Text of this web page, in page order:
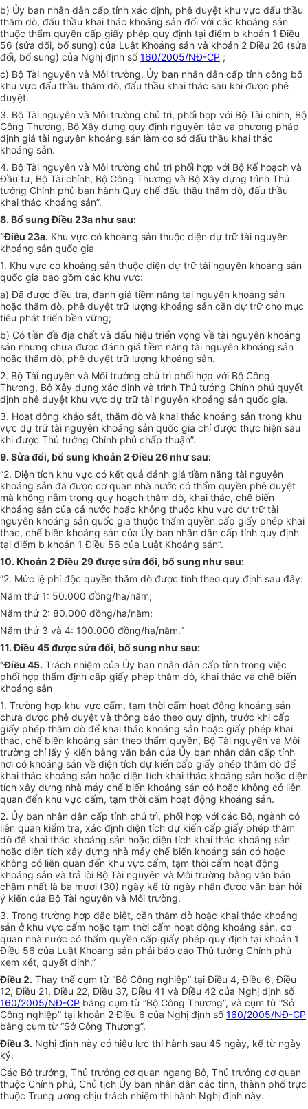
b) Ủy ban nhân dân cấp tỉnh xác định, phê duyệt khu vực đấu thầu
thăm dò, đấu thầu khai thác khoáng sản đối với các khoáng sản
thuộc thẩm quyền cấp giấy phép quy định tại điểm b khoản 1 Điều
56 (sửa đổi, bổ sung) của Luật Khoáng sản và khoản 2 Điều 26 (sửa
đổi, bổ sung) của Nghị định số160/2005/NĐ-CP ;
c) Bộ Tài nguyên và Môi trường, Ủy ban nhân dân cấp tỉnh công bố
khu vực đấu thầu thăm dò, đấu thầu khai thác sau khi được phê
duyệt.
3. Bộ Tài nguyên và Môi trường chủ trì, phối hợp với Bộ Tài chính, Bộ
Công Thương, Bộ Xây dựng quy định nguyên tắc và phương pháp
định giá tài nguyên khoáng sản làm cơ sở đấu thầu khai thác
khoáng sản.
4. Bộ Tài nguyên và Môi trường chủ trì phối hợp với Bộ Kế hoạch và
Đầu tư, Bộ Tài chính, Bộ Công Thương và Bộ Xây dựng trình Thủ
tướng Chính phủ ban hành Quy chế đấu thầu thăm dò, đấu thầu
khai thác khoáng sản”.
8. Bổ sung Điều 23a như sau:
“Điều 23a. Khu vực có khoáng sản thuộc diện dự trữ tài nguyên
khoáng sản quốc gia
1. Khu vực có khoáng sản thuộc diện dự trữ tài nguyên khoáng sản
quốc gia bao gồm các khu vực:
a) Đã được điều tra, đánh giá tiềm năng tài nguyên khoáng sản
hoặc thăm dò, phê duyệt trữ lượng khoáng sản cần dự trữ cho mục
tiêu phát triển bền vững;
b) Có tiền đề địa chất và dấu hiệu triển vọng về tài nguyên khoáng
sản nhưng chưa được đánh giá tiềm năng tài nguyên khoáng sản
hoặc thăm dò, phê duyệt trữ lượng khoáng sản.
2. Bộ Tài nguyên và Môi trường chủ trì phối hợp với Bộ Công
Thương, Bộ Xây dựng xác định và trình Thủ tướng Chính phủ quyết
định phê duyệt khu vực dự trữ tài nguyên khoáng sản quốc gia.
3. Hoạt động khảo sát, thăm dò và khai thác khoáng sản trong khu
vực dự trữ tài nguyên khoáng sản quốc gia chỉ được thực hiện sau
khi được Thủ tướng Chính phủ chấp thuận”.
9. Sửa đổi, bổ sung khoản 2 Điều 26 như sau:
“2. Diện tích khu vực có kết quả đánh giá tiềm năng tài nguyên
khoáng sản đã được cơ quan nhà nước có thẩm quyền phê duyệt
mà không nằm trong quy hoạch thăm dò, khai thác, chế biến
khoáng sản của cả nước hoặc không thuộc khu vực dự trữ tài
nguyên khoáng sản quốc gia thuộc thẩm quyền cấp giấy phép khai
thác, chế biến khoáng sản của Ủy ban nhân dân cấp tỉnh quy định
tại điểm b khoản 1 Điều 56 của Luật Khoáng sản”.
10. Khoản 2 Điều 29 được sửa đổi, bổ sung như sau:
“2. Mức lệ phí độc quyền thăm dò được tính theo quy định sau đây:
Năm thứ 1: 50.000 đồng/ha/năm;
Năm thứ 2: 80.000 đồng/ha/năm;
Năm thứ 3 và 4: 100.000 đồng/ha/năm.”
11. Điều 45 được sửa đổi, bổ sung như sau:
“Điều 45. Trách nhiệm của Ủy ban nhân dân cấp tỉnh trong việc
phối hợp thẩm định cấp giấy phép thăm dò, khai thác và chế biến
khoáng sản
1. Trường hợp khu vực cấm, tạm thời cấm hoạt động khoáng sản
chưa được phê duyệt và thông báo theo quy định, trước khi cấp
giấy phép thăm dò để khai thác khoáng sản hoặc giấy phép khai
thác, chế biến khoáng sản theo thẩm quyền, Bộ Tài nguyên và Môi
trường chỉ lấy ý kiến bằng văn bản của Ủy ban nhân dân cấp tỉnh
nơi có khoáng sản về diện tích dự kiến cấp giấy phép thăm dò để
khai thác khoáng sản hoặc diện tích khai thác khoáng sản hoặc diện
tích xây dựng nhà máy chế biến khoáng sản có hoặc không có liên
quan đến khu vực cấm, tạm thời cấm hoạt động khoáng sản.
2. Ủy ban nhân dân cấp tỉnh chủ trì, phối hợp với các Bộ, ngành có
liên quan kiểm tra, xác định diện tích dự kiến cấp giấy phép thăm
dò để khai thác khoáng sản hoặc diện tích khai thác khoáng sản
hoặc diện tích xây dựng nhà máy chế biến khoáng sản có hoặc
không có liên quan đến khu vực cấm, tạm thời cấm hoạt động
khoáng sản và trả lời Bộ Tài nguyên và Môi trường bằng văn bản
chậm nhất là ba mươi (30) ngày kể từ ngày nhận được văn bản hỏi
ý kiến của Bộ Tài nguyên và Môi trường.
3. Trong trường hợp đặc biệt, cần thăm dò hoặc khai thác khoáng
sản ở khu vực cấm hoặc tạm thời cấm hoạt động khoáng sản, cơ
quan nhà nước có thẩm quyền cấp giấy phép quy định tại khoản 1
Điều 56 của Luật Khoáng sản phải báo cáo Thủ tướng Chính phủ
xem xét, quyết định.”
Điều 2. Thay thế cụm từ “Bộ Công nghiệp” tại Điều 4, Điều 6, Điều
12, Điều 21, Điều 22, Điều 37, Điều 41 và Điều 42 của Nghị định số
160/2005/NĐ-CP bằng cụm từ “Bộ Công Thương”, và cụm từ “Sở
Công nghiệp” tại khoản 2 Điều 6 của Nghị định số160/2005/NĐ-CP
bằng cụm từ “Sở Công Thương”.
Điều 3. Nghị định này có hiệu lực thi hành sau 45 ngày, kể từ ngày
ký.
Các Bộ trưởng, Thủ trưởng cơ quan ngang Bộ, Thủ trưởng cơ quan
thuộc Chính phủ, Chủ tịch Ủy ban nhân dân các tỉnh, thành phố trực
thuộc Trung ương chịu trách nhiệm thi hành Nghị định này.